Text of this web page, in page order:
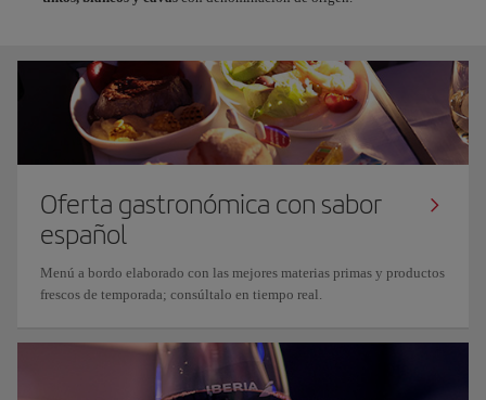
Oferta gastronómica con sabor
español
Menú a bordo elaborado con las mejores materias primas y productos
frescos de temporada; consúltalo en tiempo real.